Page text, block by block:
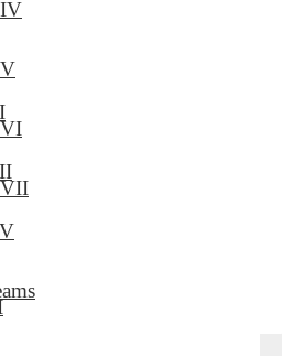
ändern
Einstellungen
by Mike Tischmacher und Norman